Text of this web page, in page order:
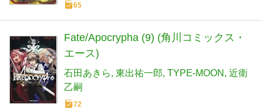
65
Fate/Apocrypha (9) (角川コミックス・
エース)
石田あきら 東出祐一郎 TYPE-MOON
近衛
乙嗣
72